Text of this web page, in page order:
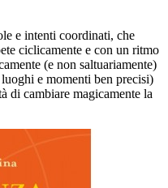
e intenti coordinati, che
ciclicamente e con un ritmo
(e non saltuariamente)
e momenti ben precisi)
di cambiare magicamente la